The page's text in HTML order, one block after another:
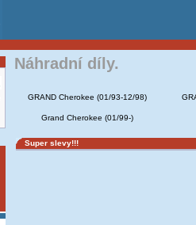
Náhradní díly.
GRAND Cherokee (01/93-12/98)
Grand Cherokee (01/99-)
Super slevy!!!